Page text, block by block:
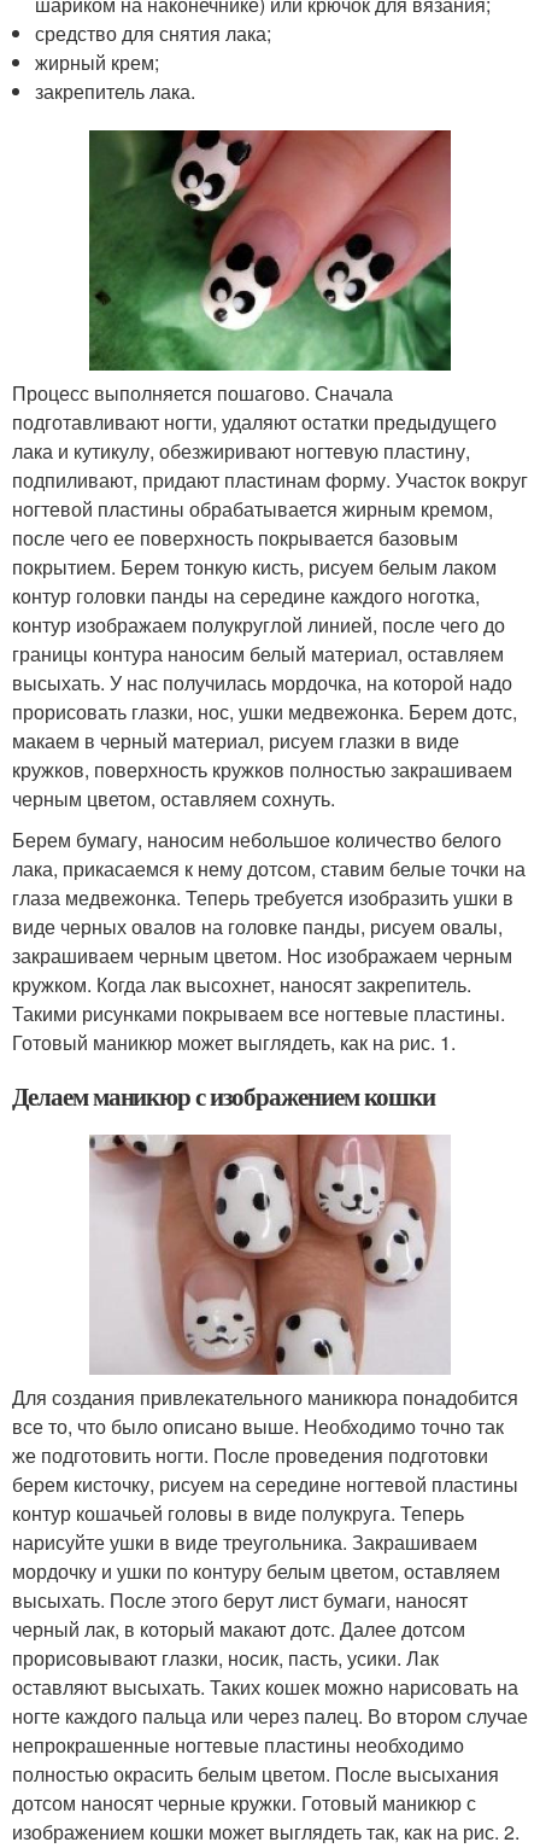
средство для снятия лака;
жирный крем;
закрепитель лака.
Процесс выполняется пошагово. Сначала
подготавливают ногти, удаляют остатки предыдущего
лака и кутикулу, обезжиривают ногтевую пластину,
подпиливают, придают пластинам форму. Участок вокруг
ногтевой пластины обрабатывается жирным кремом,
после чего ее поверхность покрывается базовым
покрытием. Берем тонкую кисть, рисуем белым лаком
контур головки панды на середине каждого ноготка,
контур изображаем полукруглой линией, после чего до
границы контура наносим белый материал, оставляем
высыхать. У нас получилась мордочка, на которой надо
прорисовать глазки, нос, ушки медвежонка. Берем дотс,
макаем в черный материал, рисуем глазки в виде
кружков, поверхность кружков полностью закрашиваем
черным цветом, оставляем сохнуть.
Берем бумагу, наносим небольшое количество белого
лака, прикасаемся к нему дотсом, ставим белые точки на
глаза медвежонка. Теперь требуется изобразить ушки в
виде черных овалов на головке панды, рисуем овалы,
закрашиваем черным цветом. Нос изображаем черным
кружком. Когда лак высохнет, наносят закрепитель.
Такими рисунками покрываем все ногтевые пластины.
Готовый маникюр может выглядеть, как на рис. 1.
Делаем маникюр с изображением кошки
Для создания привлекательного маникюра понадобится
все то, что было описано выше. Необходимо точно так
же подготовить ногти. После проведения подготовки
берем кисточку, рисуем на середине ногтевой пластины
контур кошачьей головы в виде полукруга. Теперь
нарисуйте ушки в виде треугольника. Закрашиваем
мордочку и ушки по контуру белым цветом, оставляем
высыхать. После этого берут лист бумаги, наносят
черный лак, в который макают дотс. Далее дотсом
прорисовывают глазки, носик, пасть, усики. Лак
оставляют высыхать. Таких кошек можно нарисовать на
ногте каждого пальца или через палец. Во втором случае
непрокрашенные ногтевые пластины необходимо
полностью окрасить белым цветом. После высыхания
дотсом наносят черные кружки. Готовый маникюр с
изображением кошки может выглядеть так, как на рис. 2.